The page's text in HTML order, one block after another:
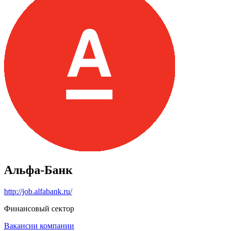
Альфа-Банк
http://job.alfabank.ru/
Финансовый сектор
Вакансии компании